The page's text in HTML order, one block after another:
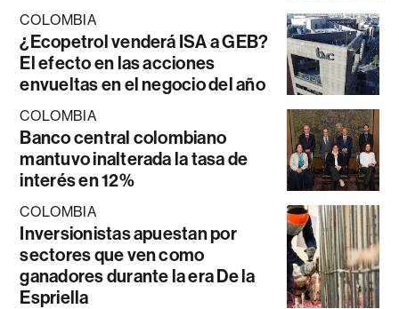
COLOMBIA
¿Ecopetrol venderá ISA a GEB?
El efecto en las acciones
envueltas en el negocio del año
COLOMBIA
Banco central colombiano
mantuvo inalterada la tasa de
interés en 12%
COLOMBIA
Inversionistas apuestan por
sectores que ven como
ganadores durante la era De la
Espriella